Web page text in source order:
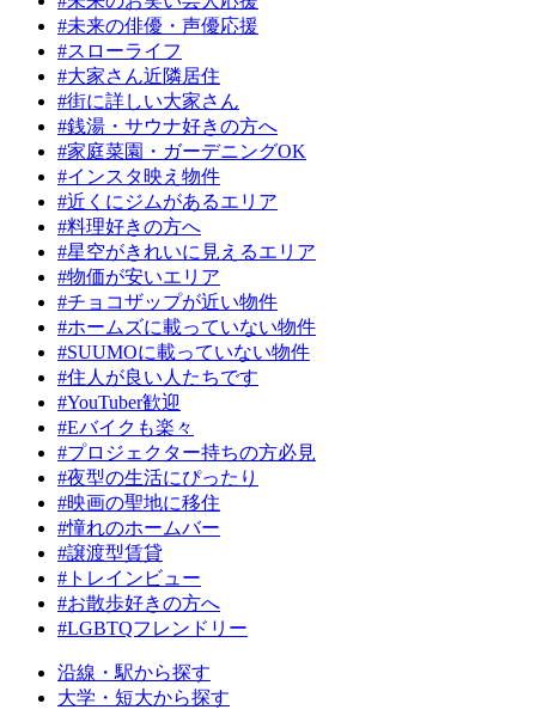
#未来の俳優・声優応援
#スローライフ
#大家さん近隣居住
#街に詳しい大家さん
#銭湯・サウナ好きの方へ
#家庭菜園・ガーデニングOK
#インスタ映え物件
#近くにジムがあるエリア
#料理好きの方へ
#星空がきれいに見えるエリア
#物価が安いエリア
#チョコザップが近い物件
#ホームズに載っていない物件
#SUUMOに載っていない物件
#住人が良い人たちです
#YouTuber歓迎
#Eバイクも楽々
#プロジェクター持ちの方必見
#夜型の生活にぴったり
#映画の聖地に移住
#憧れのホームバー
#譲渡型賃貸
#トレインビュー
#お散歩好きの方へ
#LGBTQフレンドリー
沿線・駅から探す
大学・短大から探す